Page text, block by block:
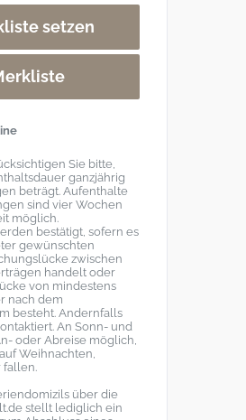
setzen
Sie bitte,
ganzjährig
beträgt. Aufenthalte
sind vier Wochen
möglich.
bestätigt, sofern es
gewünschten
zwischen
handelt oder
von mindestens
nach dem
besteht. Andernfalls
An Sonn- und
oder Abreise möglich,
Weihnachten,
fallen.
über die
stellt lediglich ein